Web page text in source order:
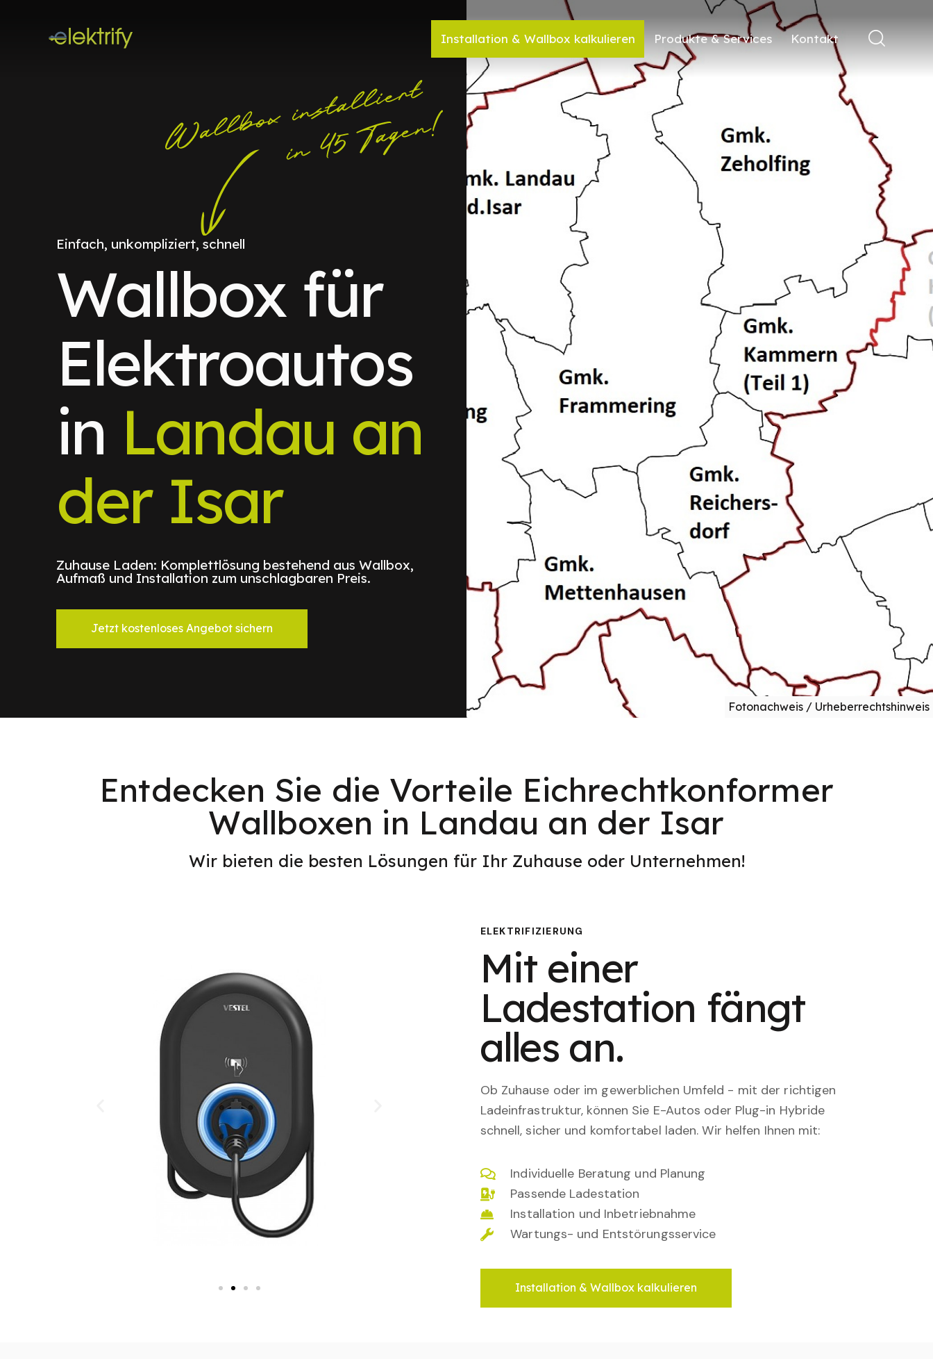
Installation & Wallbox kalkulieren Produkte & Services Kontakt
Einfach, unkompliziert, schnell
Wallbox für
Elektroautos
in Landau an
der Isar
Zuhause Laden: Komplettlösung bestehend aus Wallbox,
Aufmaß und Installation zum unschlagbaren Preis.
Jetzt kostenloses Angebot sichern
Fotonachweis / Urheberrechtshinweis
Entdecken Sie die Vorteile Eichrechtkonformer
Wallboxen in Landau an der Isar
Wir bieten die besten Lösungen für Ihr Zuhause oder Unternehmen!
ELEKTRIFIZIERUNG
Mit einer
Ladestation fängt
alles an.
Ob Zuhause oder im gewerblichen Umfeld - mit der richtigen
Ladeinfrastruktur, können Sie E-Autos oder Plug-in Hybride
schnell, sicher und komfortabel laden. Wir helfen Ihnen mit:
Individuelle Beratung und Planung
Passende Ladestation
Installation und Inbetriebnahme
Wartungs- und Entstörungsservice
Installation & Wallbox kalkulieren